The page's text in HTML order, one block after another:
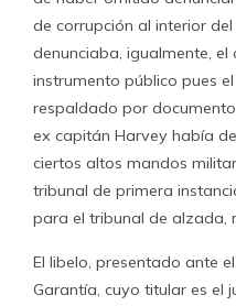
de corrupción al interior
denunciaba, igualmente,
instrumento público pues
respaldado por
ex capitán Harvey había
ciertos altos mandos
tribunal de primera
para el tribunal de alzada,
El libelo, presentado ante
Garantía, cuyo titular es el